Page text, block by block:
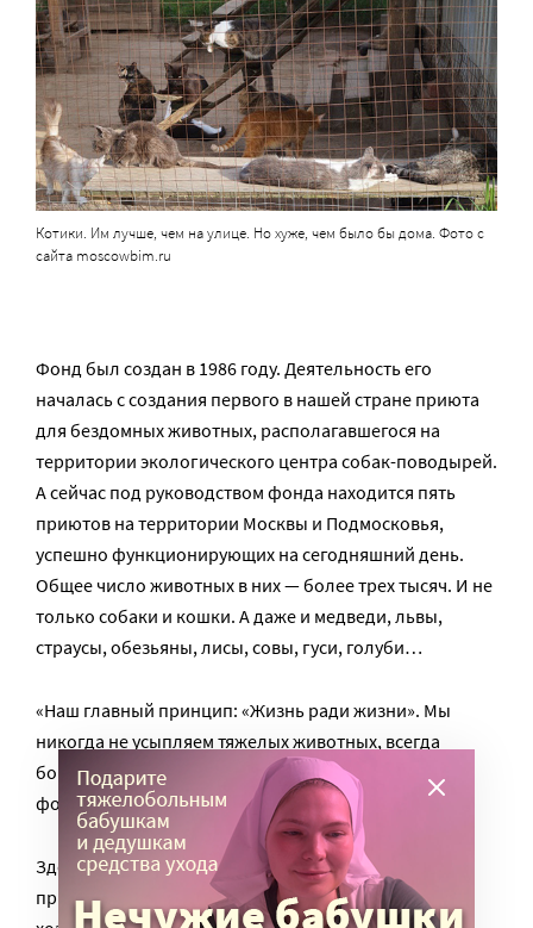
Котики. Им лучше, чем на улице. Но хуже, чем было бы дома. Фото с
сайта moscowbim.ru
Фонд был создан в 1986 году. Деятельность его
началась с создания первого в нашей стране приюта
для бездомных животных, располагавшегося на
территории экологического центра собак-поводырей.
А сейчас под руководством фонда находится пять
приютов на территории Москвы и Подмосковья,
успешно функционирующих на сегодняшний день.
Общее число животных в них — более трех тысяч. И не
только собаки и кошки. А даже и медведи, львы,
страусы, обезьяны, лисы, совы, гуси, голуби…
«Наш главный принцип: «Жизнь ради жизни». Мы
никогда не усыпляем тяжелых животных, всегда
боремся до последнего», — отмечают сотрудники
фонда.
Здесь внимательно следят за жизнью питомцев,
пристроенных в семьи. Например, на время отъезда